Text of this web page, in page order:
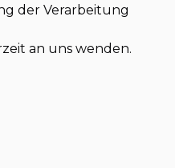
der Verarbeitung
an uns wenden.